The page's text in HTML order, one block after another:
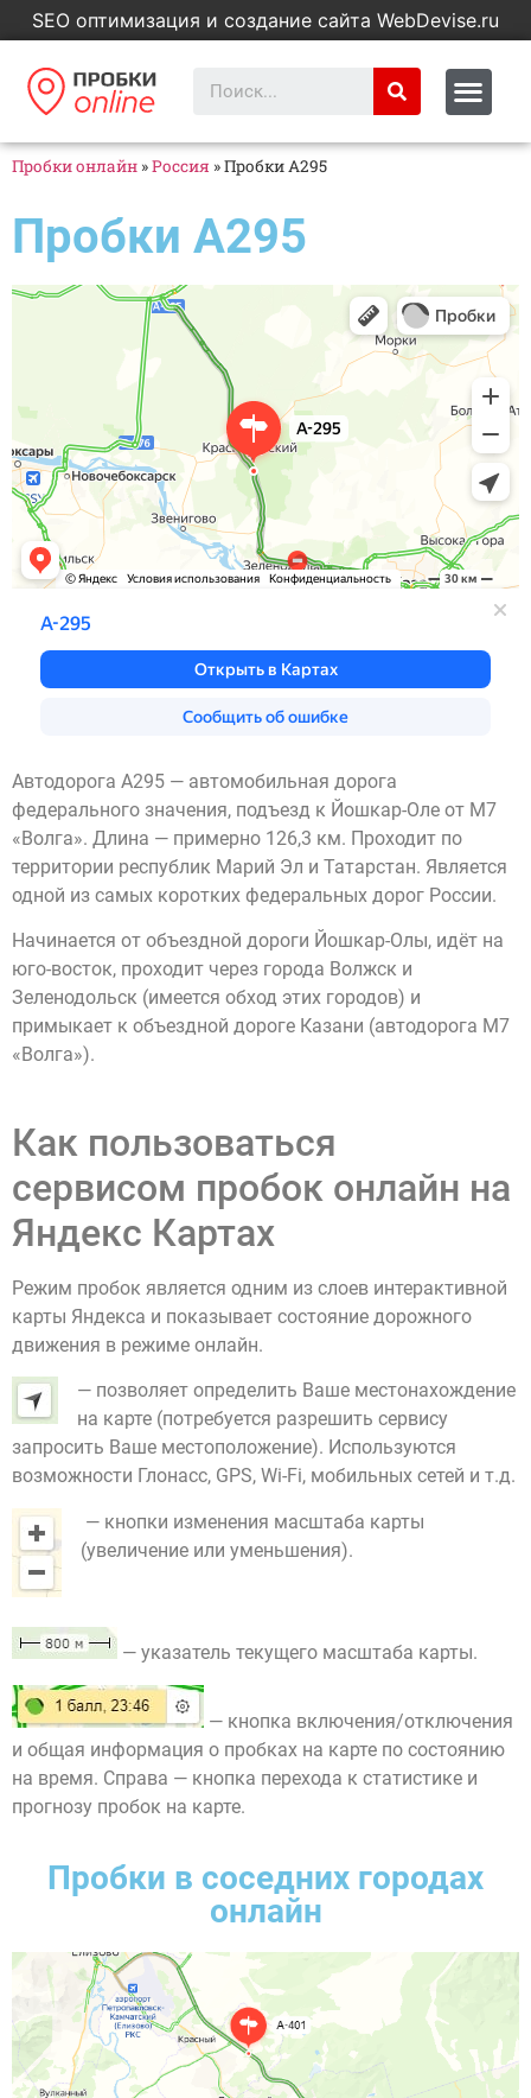
SEO оптимизация и создание сайта WebDevise.ru
Пробки онлайн »Россия »Пробки А295
Пробки А295
Яндекс Карты
А-295 — Яндекс Карты
Автодорога А295 — автомобильная дорога
федерального значения, подъезд к Йошкар-Оле от М7
«Волга». Длина — примерно 126,3 км. Проходит по
территории республик Марий Эл и Татарстан. Является
одной из самых коротких федеральных дорог России.
Начинается от объездной дороги Йошкар-Олы, идёт на
юго-восток, проходит через города Волжск и
Зеленодольск (имеется обход этих городов) и
примыкает к объездной дороге Казани (автодорога М7
«Волга»).
Как пользоваться
сервисом пробок онлайн на
Яндекс Картах
Режим пробок является одним из слоев интерактивной
карты Яндекса и показывает состояние дорожного
движения в режиме онлайн.
— позволяет определить Ваше местонахождение
на карте (потребуется разрешить сервису
запросить Ваше местоположение). Используются
возможности Глонасс, GPS, Wi-Fi, мобильных сетей и т.д.
— кнопки изменения масштаба карты
(увеличение или уменьшения).
— указатель текущего масштаба карты.
— кнопка включения/отключения
и общая информация о пробках на карте по состоянию
на время. Справа — кнопка перехода к статистике и
прогнозу пробок на карте.
Пробки в соседних городах
онлайн